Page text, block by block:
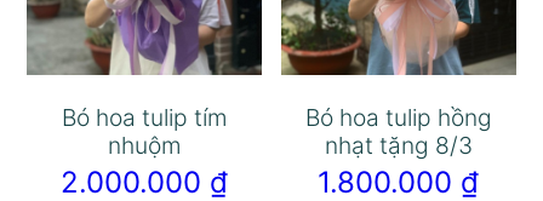
Bó hoa tulip tím
nhuộm
2.000.000 ₫
Bó hoa tulip hồng
nhạt tặng 8/3
1.800.000 ₫